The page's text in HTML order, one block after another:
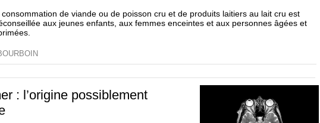
consommation de viande ou de poisson cru et de produits laitiers au lait cru est
aux jeunes enfants, aux femmes enceintes et aux personnes âgées et
: l’origine possiblement